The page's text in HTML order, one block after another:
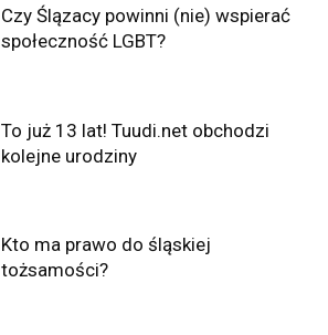
Czy Ślązacy powinni (nie) wspierać
społeczność LGBT?
To już 13 lat! Tuudi.net obchodzi
kolejne urodziny
Kto ma prawo do śląskiej
tożsamości?